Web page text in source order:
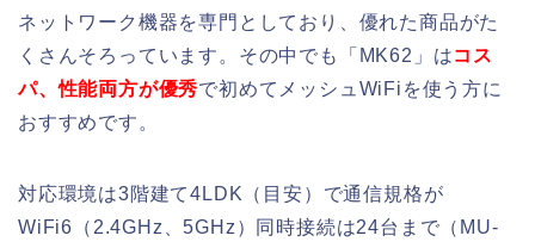
ネットワーク機器を専門としており、優れた商品がた
くさんそろっています。その中でも「MK62」はコス
パ、性能両方が優秀で初めてメッシュWiFiを使う方に
おすすめです。
対応環境は3階建て4LDK（目安）で通信規格が
WiFi6（2.4GHz、5GHz）同時接続は24台まで（MU-